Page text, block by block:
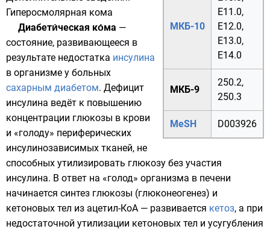
МКБ-10
E11.0,
E12.0,
E13.0,
E14.0
МКБ-9
250.2,
250.3
MeSH D003926
Гиперосмолярная кома
Диабети́ческая ко́ма —
состояние, развивающееся в
результате недостатка инсулина
в организме у больных
сахарным диабетом. Дефицит
инсулина ведёт к повышению
концентрации глюкозы в крови
и «голоду» периферических
инсулинозависимых тканей, не
способных утилизировать глюкозу без участия
инсулина. В ответ на «голод» организма в печени
начинается синтез глюкозы (глюконеогенез) и
кетоновых тел из ацетил-КоА — развивается кетоз, а при
недостаточной утилизации кетоновых тел и усугубления